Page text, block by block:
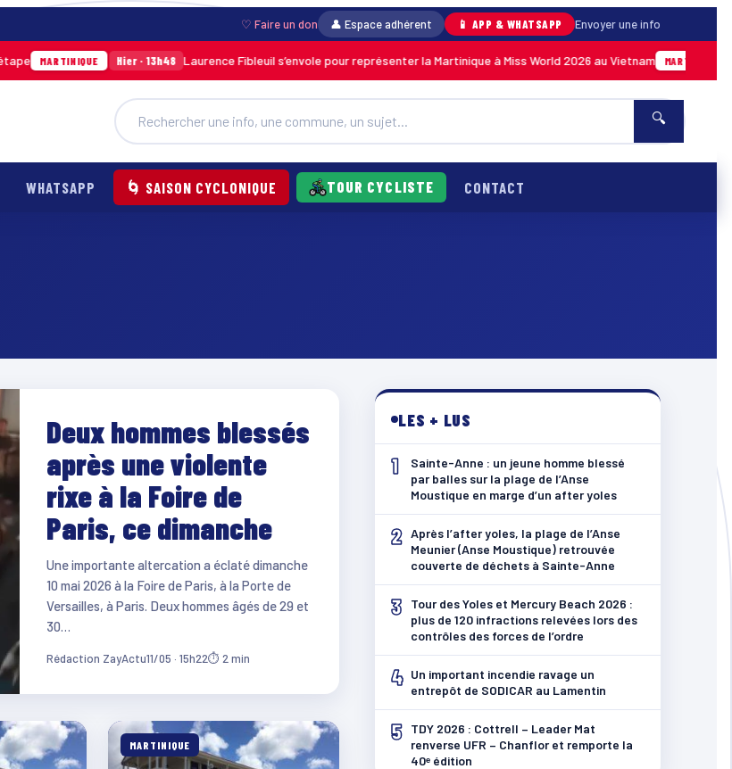
♡ Faire un don 👤 Espace adhérent 📱 APP & WHATSAPP Envoyer une info
MARTINIQUE Hier · 13h48 Laurence Fibleuil s’envole pour représenter la Martinique à Miss World 2026 au Vietnam MARTINIQUE
🔍
WHATSAPP 🌀 SAISON CYCLONIQUE TOUR CYCLISTE CONTACT
Deux hommes blessés
après une violente
rixe à la Foire de
Paris, ce dimanche
Une importante altercation a éclaté dimanche
10 mai 2026 à la Foire de Paris, à la Porte de
Versailles, à Paris. Deux hommes âgés de 29 et
30…
Rédaction ZayActu11/05 · 15h22⏱ 2 min
MARTINIQUE
LES + LUS
1
Sainte-Anne : un jeune homme blessé
par balles sur la plage de l’Anse
Moustique en marge d’un after yoles
2 Après l’after yoles, la plage de l’Anse
Meunier (Anse Moustique) retrouvée
couverte de déchets à Sainte-Anne
3
Tour des Yoles et Mercury Beach 2026 :
plus de 120 infractions relevées lors des
contrôles des forces de l’ordre
4 Un important incendie ravage un
entrepôt de SODICAR au Lamentin
5
TDY 2026 : Cottrell – Leader Mat
renverse UFR – Chanflor et remporte la
40ᵉ édition